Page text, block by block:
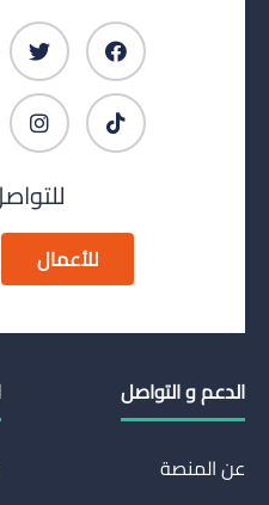
للأعمال
الدعم و التواصل
عن المنصة